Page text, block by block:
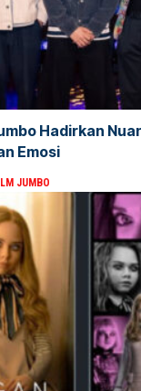
Hadirkan
Emosi
JUMBO